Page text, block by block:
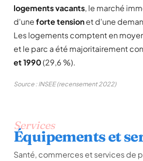
logements vacants, le marché
d'uneforte tensionet d'une
Les logements comptent en
et le parc a été majoritairement
et 1990(29,6 %).
Source : INSEE (recensement 2022)
Services
Équipements et
Santé, commerces et services de